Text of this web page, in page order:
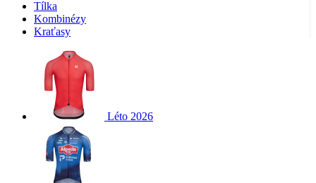
Tílka
Kombinézy
Kraťasy
Léto 2026